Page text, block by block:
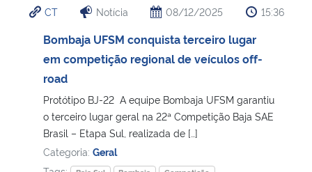
Ministério da Cidadania
Ministério de Minas e Energia
Ministério da Ciência, Tecnologia, Inovações e Comunicações
Ministério do Meio Ambiente
CT Notícia 08/12/2025 15:36
Bombaja UFSM conquista terceiro lugar
em competição regional de veículos off-
road
Protótipo BJ-22 A equipe Bombaja UFSM garantiu
o terceiro lugar geral na 22ª Competição Baja SAE
Brasil – Etapa Sul, realizada de […]
Categoria: Geral